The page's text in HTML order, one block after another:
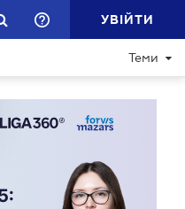
УВІЙТИ
Теми